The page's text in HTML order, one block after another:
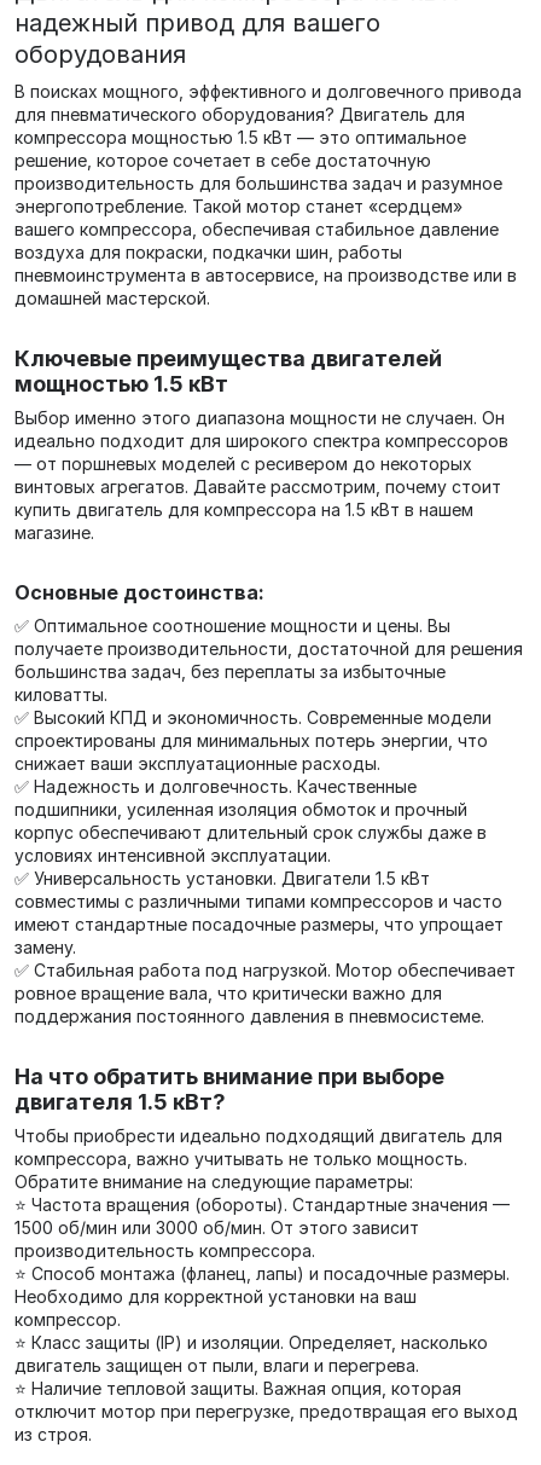
надежный привод для вашего
оборудования
В поисках мощного, эффективного и долговечного привода
для пневматического оборудования? Двигатель для
компрессора мощностью 1.5 кВт — это оптимальное
решение, которое сочетает в себе достаточную
производительность для большинства задач и разумное
энергопотребление. Такой мотор станет «сердцем»
вашего компрессора, обеспечивая стабильное давление
воздуха для покраски, подкачки шин, работы
пневмоинструмента в автосервисе, на производстве или в
домашней мастерской.
Ключевые преимущества двигателей
мощностью 1.5 кВт
Выбор именно этого диапазона мощности не случаен. Он
идеально подходит для широкого спектра компрессоров
— от поршневых моделей с ресивером до некоторых
винтовых агрегатов. Давайте рассмотрим, почему стоит
купить двигатель для компрессора на 1.5 кВт в нашем
магазине.
Основные достоинства:
✅ Оптимальное соотношение мощности и цены. Вы
получаете производительности, достаточной для решения
большинства задач, без переплаты за избыточные
киловатты.
✅ Высокий КПД и экономичность. Современные модели
спроектированы для минимальных потерь энергии, что
снижает ваши эксплуатационные расходы.
✅ Надежность и долговечность. Качественные
подшипники, усиленная изоляция обмоток и прочный
корпус обеспечивают длительный срок службы даже в
условиях интенсивной эксплуатации.
✅ Универсальность установки. Двигатели 1.5 кВт
совместимы с различными типами компрессоров и часто
имеют стандартные посадочные размеры, что упрощает
замену.
✅ Стабильная работа под нагрузкой. Мотор обеспечивает
ровное вращение вала, что критически важно для
поддержания постоянного давления в пневмосистеме.
На что обратить внимание при выборе
двигателя 1.5 кВт?
Чтобы приобрести идеально подходящий двигатель для
компрессора, важно учитывать не только мощность.
Обратите внимание на следующие параметры:
⭐ Частота вращения (обороты). Стандартные значения —
1500 об/мин или 3000 об/мин. От этого зависит
производительность компрессора.
⭐ Способ монтажа (фланец, лапы) и посадочные размеры.
Необходимо для корректной установки на ваш
компрессор.
⭐ Класс защиты (IP) и изоляции. Определяет, насколько
двигатель защищен от пыли, влаги и перегрева.
⭐ Наличие тепловой защиты. Важная опция, которая
отключит мотор при перегрузке, предотвращая его выход
из строя.